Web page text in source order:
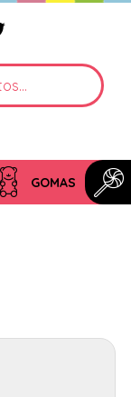
GOMAS